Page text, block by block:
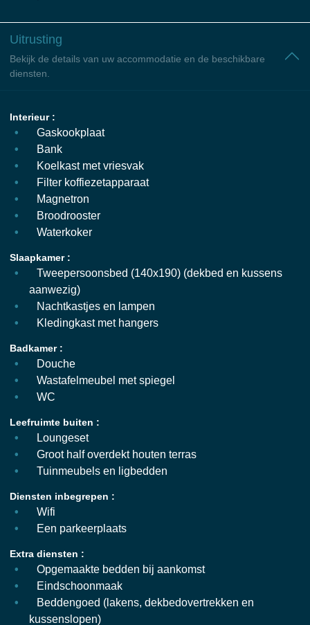
Uitrusting
Bekijk de details van uw accommodatie en de beschikbare
diensten.
Interieur :
Gaskookplaat
Bank
Koelkast met vriesvak
Filter koffiezetapparaat
Magnetron
Broodrooster
Waterkoker
Slaapkamer :
Tweepersoonsbed (140x190) (dekbed en kussens
aanwezig)
Nachtkastjes en lampen
Kledingkast met hangers
Badkamer :
Douche
Wastafelmeubel met spiegel
WC
Leefruimte buiten :
Loungeset
Groot half overdekt houten terras
Tuinmeubels en ligbedden
Diensten inbegrepen :
Wifi
Een parkeerplaats
Extra diensten :
Opgemaakte bedden bij aankomst
Eindschoonmaak
Beddengoed (lakens, dekbedovertrekken en
kussenslopen)